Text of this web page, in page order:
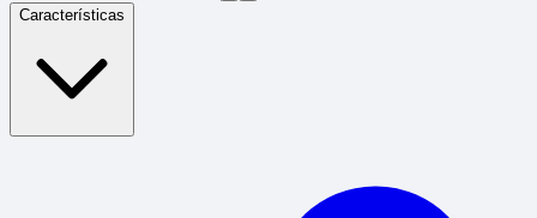
Características